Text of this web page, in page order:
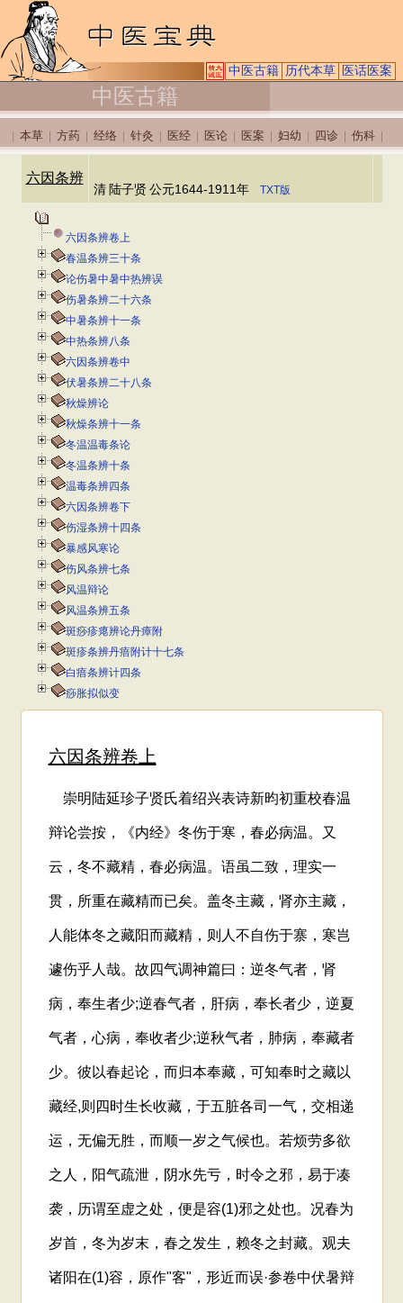
中医古籍 历代本草 医话医案
中医古籍
本草 方药 经络 针灸 医经 医论 医案 妇幼 四诊 伤科
六因条辨
清 陆子贤 公元1644-1911年 TXT版
六因条辨卷上
春温条辨三十条
论伤暑中暑中热辨误
伤暑条辨二十六条
中暑条辨十一条
中热条辨八条
六因条辨卷中
伏暑条辨二十八条
秋燥辨论
秋燥条辨十一条
冬温温毒条论
冬温条辨十条
温毒条辨四条
六因条辨卷下
伤湿条辨十四条
暴感风寒论
伤风条辨七条
风温辩论
风温条辨五条
斑痧疹瘪辨论丹瘴附
斑疹条辨丹瘖附计十七条
白瘖条辨计四条
痧胀拟似变